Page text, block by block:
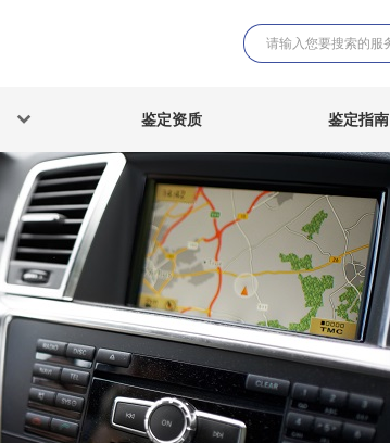
鉴定资质 鉴定指南